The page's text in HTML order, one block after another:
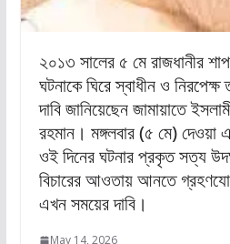
২০১৩ সালের ৫ মে রাজধানীর
ঘটনাকে ঘিরে স্বাধীন ও
দাবি জানিয়েছেন জামায়াতে
রহমান। মঙ্গলবার (৫ মে) দেওয়া
ওই দিনের ঘটনার প্রকৃত সত্য
বিচারের আওতায় আনতে
এখন সময়ের দাবি।
May 14, 2026